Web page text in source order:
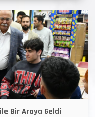
Bir Araya Geldi